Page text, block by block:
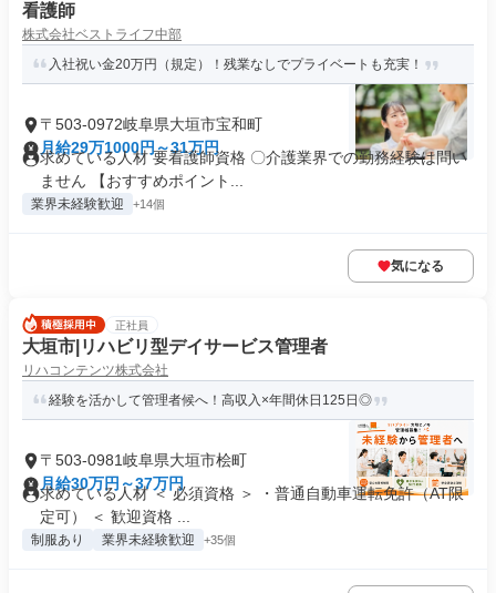
看護師
株式会社ベストライフ中部
入社祝い金20万円（規定）！残業なしでプライベートも充実！
〒503-0972岐阜県大垣市宝和町
月給29万1000円～31万円
求めている人材 要看護師資格 〇介護業界での勤務経験は問い
ません 【おすすめポイント...
業界未経験歓迎 +14個
気になる
正社員
大垣市|リハビリ型デイサービス管理者
リハコンテンツ株式会社
経験を活かして管理者候へ！高収入×年間休日125日◎
〒503-0981岐阜県大垣市桧町
月給30万円～37万円
求めている人材 ＜ 必須資格 ＞ ・普通自動車運転免許（AT限
定可） ＜ 歓迎資格 ...
制服あり 業界未経験歓迎 +35個